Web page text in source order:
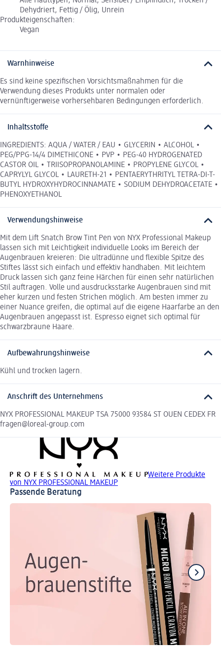
Dehydriert, Fettig / Ölig, Unrein
Produkteigenschaften:
Vegan
Warnhinweise
Es sind keine spezifischen Vorsichtsmaßnahmen für die
Verwendung dieses Produkts unter normalen oder
vernünftigerweise vorhersehbaren Bedingungen erforderlich.
Inhaltsstoffe
INGREDIENTS: AQUA / WATER / EAU • GLYCERIN • ALCOHOL •
PEG/PPG-14/4 DIMETHICONE • PVP • PEG-40 HYDROGENATED
CASTOR OIL • TRIISOPROPANOLAMINE • PROPYLENE GLYCOL •
CAPRYLYL GLYCOL • LAURETH-21 • PENTAERYTHRITYL TETRA-DI-T-
BUTYL HYDROXYHYDROCINNAMATE • SODIUM DEHYDROACETATE •
PHENOXYETHANOL
Verwendungshinweise
Mit dem Lift Snatch Brow Tint Pen von NYX Professional Makeup
lassen sich mit Leichtigkeit individuelle Looks im Bereich der
Augenbrauen kreieren: Die ultradünne und flexible Spitze des
Stiftes lässt sich einfach und effektiv handhaben. Mit leichtem
Druck lassen sich ganz feine Härchen für einen sehr natürlichen
Stil auftragen. Volle und ausdrucksstarke Augenbrauen sind mit
eher kurzen und festen Strichen möglich. Am besten immer zu
einer Nuance greifen, die optimal auf die eigene Haarfarbe an den
Augenbrauen angepasst ist. Espresso eignet sich optimal für
schwarzbraune Haare.
Aufbewahrungshinweise
Kühl und trocken lagern.
Anschrift des Unternehmens
NYX PROFESSIONAL MAKEUP TSA 75000 93584 ST OUEN CEDEX FR
fragen@loreal-group.com
Weitere Produkte
von NYX PROFESSIONAL MAKEUP
Passende Beratung